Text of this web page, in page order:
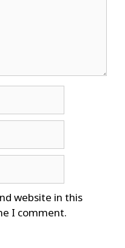
website in this
I comment.